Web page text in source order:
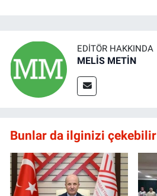
EDITÖR HAKKINDA
MELİS METİN
Bunlar da ilginizi çekebilir